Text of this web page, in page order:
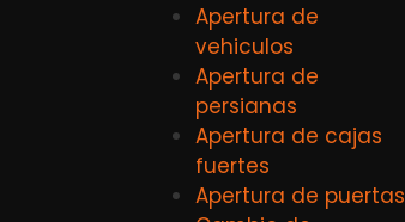
Apertura de
vehiculos
Apertura de
persianas
Apertura de cajas
fuertes
Apertura de puertas